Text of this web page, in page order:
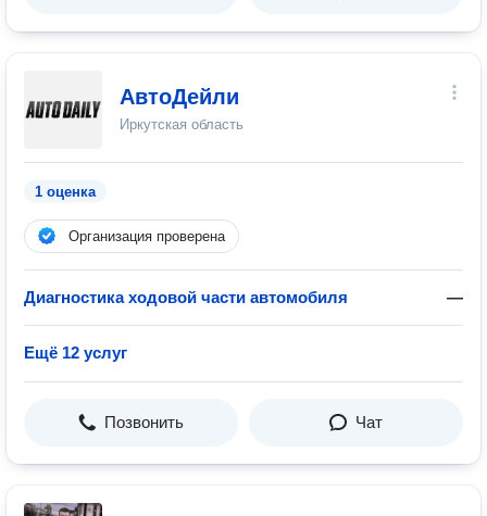
АвтоДейли
Иркутская область
1 оценка
Организация проверена
Диагностика ходовой части автомобиля —
Ещё 12 услуг
Позвонить Чат